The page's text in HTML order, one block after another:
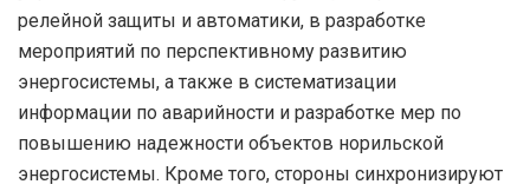
релейной защиты и автоматики, в разработке
мероприятий по перспективному развитию
энергосистемы, а также в систематизации
информации по аварийности и разработке мер по
повышению надежности объектов норильской
энергосистемы. Кроме того, стороны синхронизируют